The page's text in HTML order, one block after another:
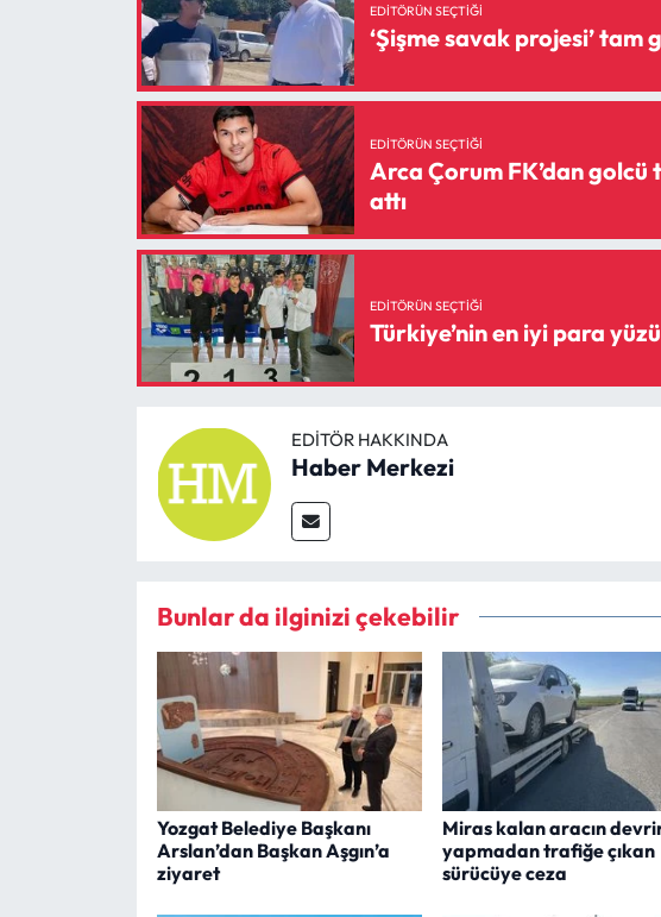
EDITÖRÜN SEÇTIĞI
‘Şişme
EDITÖRÜN SEÇTIĞI
Arca Çorum FK’dan golcü
attı
EDITÖRÜN SEÇTIĞI
Türkiye’nin en iyi para
EDITÖR HAKKINDA
Haber Merkezi
Bunlar da ilginizi çekebilir
Yozgat Belediye Başkanı
Arslan’dan Başkan Aşgın’a
ziyaret
Miras kalan aracın
yapmadan trafiğe çıkan
sürücüye ceza
Resmi Reklam
Sungurlu Haberleri
Uğurludağ Haberleri
Yayla Haber
Yerel Haberler